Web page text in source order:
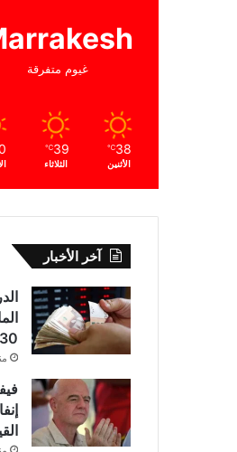
غيوم متفرقة
38
℃
الأثنين
39
℃
الثلاثاء
آخر الأخبار
30 يوليوز و5 غشت
منذ